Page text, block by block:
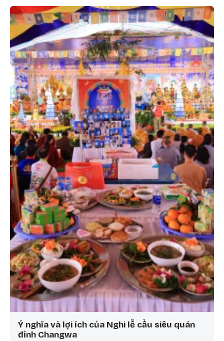
Ý nghĩa và lợi ích của Nghi lễ cầu siêu quán
đỉnh Changwa